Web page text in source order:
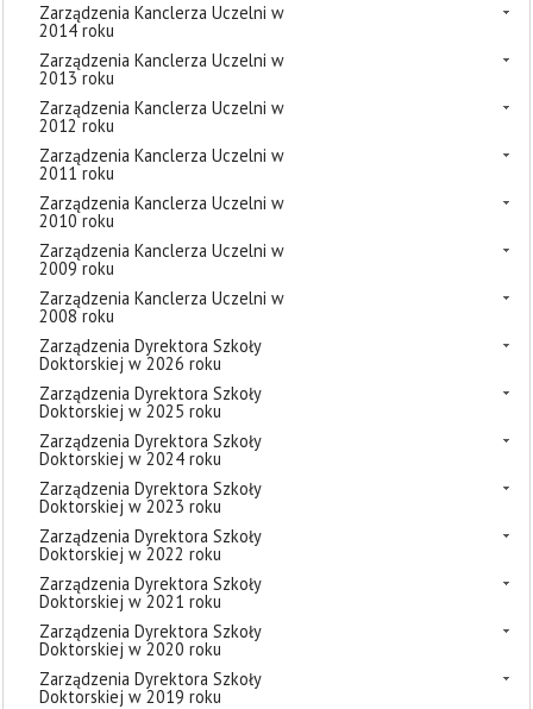
Zarządzenia Kanclerza Uczelni w
2014 roku
Zarządzenia Kanclerza Uczelni w
2013 roku
Zarządzenia Kanclerza Uczelni w
2012 roku
Zarządzenia Kanclerza Uczelni w
2011 roku
Zarządzenia Kanclerza Uczelni w
2010 roku
Zarządzenia Kanclerza Uczelni w
2009 roku
Zarządzenia Kanclerza Uczelni w
2008 roku
Zarządzenia Dyrektora Szkoły
Doktorskiej w 2026 roku
Zarządzenia Dyrektora Szkoły
Doktorskiej w 2025 roku
Zarządzenia Dyrektora Szkoły
Doktorskiej w 2024 roku
Zarządzenia Dyrektora Szkoły
Doktorskiej w 2023 roku
Zarządzenia Dyrektora Szkoły
Doktorskiej w 2022 roku
Zarządzenia Dyrektora Szkoły
Doktorskiej w 2021 roku
Zarządzenia Dyrektora Szkoły
Doktorskiej w 2020 roku
Zarządzenia Dyrektora Szkoły
Doktorskiej w 2019 roku